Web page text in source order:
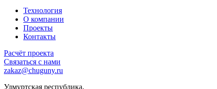
Технология
О компании
Проекты
Контакты
Расчёт проекта
Связаться с нами
zakaz@chuguny.ru
Удмуртская республика,